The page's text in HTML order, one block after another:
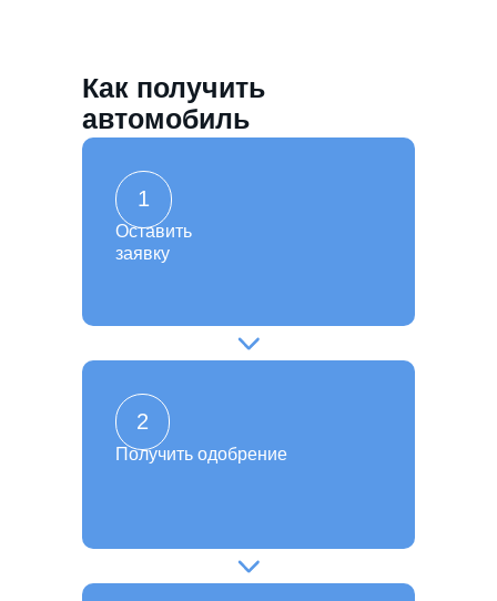
Как получить
автомобиль
Получить одобрение
2
Оставить
заявку
1